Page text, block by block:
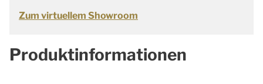
Zum virtuellem Showroom
Produktinformationen